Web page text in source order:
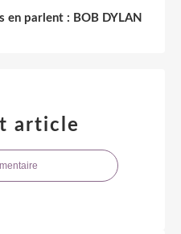
en parlent : BOB DYLAN
article